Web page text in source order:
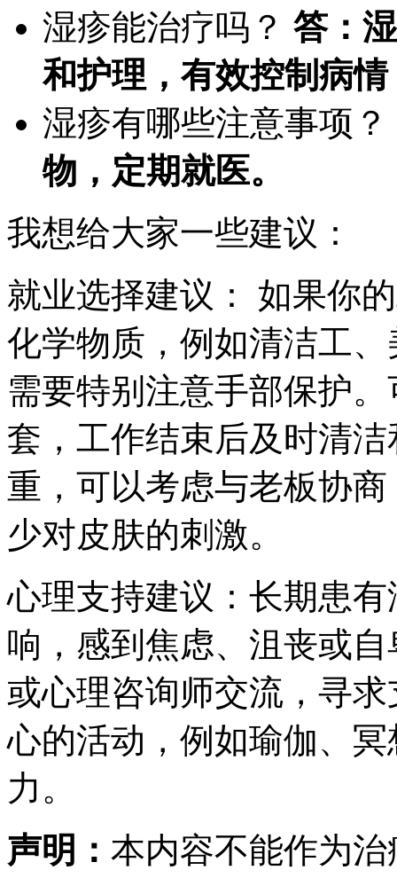
湿疹能治疗吗？ 答：
和护理，有效控制病
湿疹有哪些注意事项？
物，定期就医。
我想给大家一些建议：
就业选择建议： 如果你
化学物质，例如清洁工
需要特别注意手部保护
套，工作结束后及时清
重，可以考虑与老板协
少对皮肤的刺激。
心理支持建议：长期患
响，感到焦虑、沮丧或
或心理咨询师交流，寻
心的活动，例如瑜伽、
力。
声明： 本内容不能作为